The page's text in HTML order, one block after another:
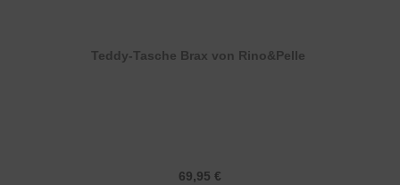
Teddy-Tasche Brax von Rino&Pelle
Regulärer Preis:
69,95 €